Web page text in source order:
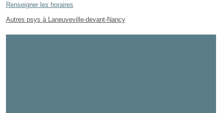
Renseigner les horaires
Autres psys à Laneuveville-devant-Nancy